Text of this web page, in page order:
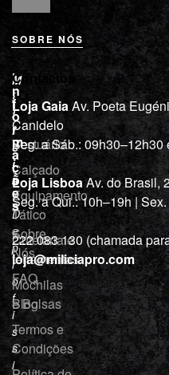
SOBRE NÓS
M
i
l
í
c
i
a
“
D
e
p
r
o
f
i
s
s
i
L
o
j
a
Vestuário
Calçado
Equipamento
Tático
Cutelaria e
ferramentas
Mochilas
e Bolsas
I
n
f
o
r
m
a
ç
õ
e
s
Sobre
Nós
FAQ
Blog
Termos e
Condições
Contactos
Loja Gaia Av. Poeta
Canidelo
Seg. a Sáb.: 09h30–12h30
Loja LisboaAv. do Brasil,
Seg. a Qui.: 10h–19h |
222 083 130 (chamada
loja@miliciapro.com